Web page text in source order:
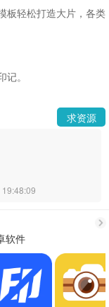
板轻松打造大片，各类
。
求资源
更
软件